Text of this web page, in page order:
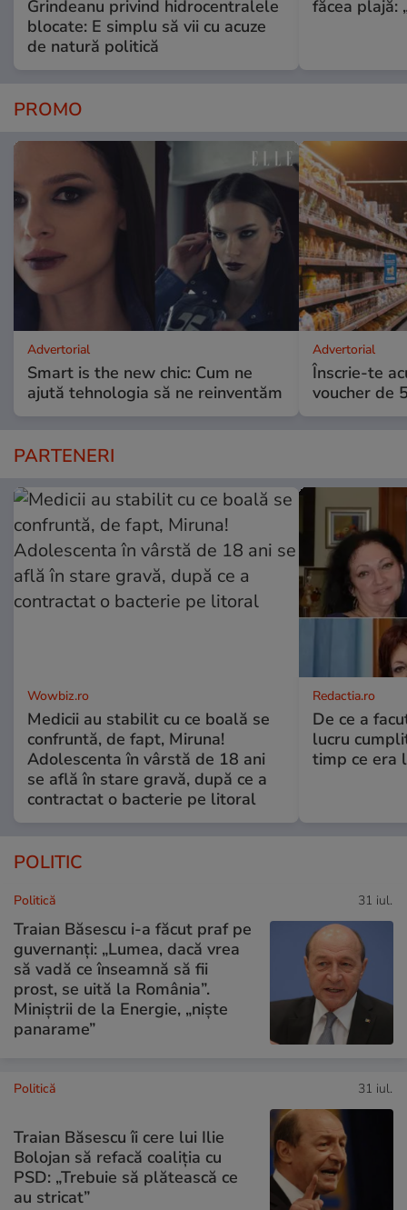
Grindeanu privind hidrocentralele
blocate: E simplu să vii cu acuze
de natură politică
făcea plajă:
PROMO
Advertorial
Smart is the new chic: Cum ne
ajută tehnologia să ne reinventăm
Advertorial
Înscrie-te
voucher de
PARTENERI
Wowbiz.ro
Medicii au stabilit cu ce boală se
confruntă, de fapt, Miruna!
Adolescenta în vârstă de 18 ani
se află în stare gravă, după ce a
contractat o bacterie pe litoral
Redactia.ro
De ce a
lucru
timp ce era
POLITIC
Politică 31 iul.
Traian Băsescu i-a făcut praf pe
guvernanți: „Lumea, dacă vrea
să vadă ce înseamnă să fii
prost, se uită la România”.
Miniștrii de la Energie, „niște
panarame”
Politică 31 iul.
Traian Băsescu îi cere lui Ilie
Bolojan să refacă coaliția cu
PSD: „Trebuie să plătească ce
au stricat”